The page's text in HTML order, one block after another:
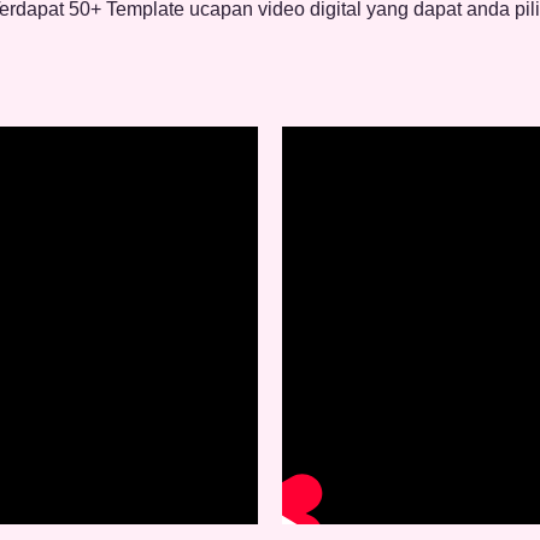
50+ Template ucapan video digital yang dapat anda